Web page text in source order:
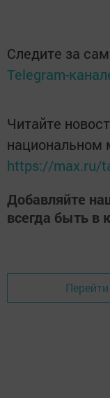
Следите за
Telegram-
Читайте
национальном
https://max.ru/
Добавляйте
всегда быть в